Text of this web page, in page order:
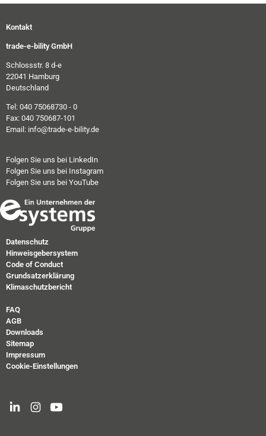
Kontakt
trade-e-bility GmbH
Schlossstr. 8 d-e
22041 Hamburg
Deutschland
Tel: 040 75068730 - 0
Fax: 040 750687-101
Email: info@trade-e-bility.de
Folgen Sie uns bei LinkedIn
Folgen Sie uns bei Instagram
Folgen Sie uns bei YouTube
Datenschutz
Hinweisgebersystem
Code of Conduct
Grundsatzerklärung
Klimaschutzbericht
FAQ
AGB
Downloads
Sitemap
Impressum
Cookie-Einstellungen